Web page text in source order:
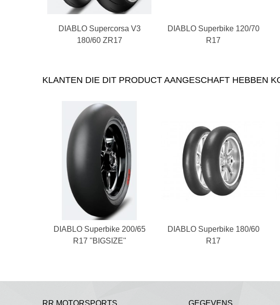
In winkelwagen
DIABLO Supercorsa V3
180/60 ZR17
In winkelwagen
DIABLO Superbike 120/70
R17
KLANTEN DIE DIT PRODUCT AANGESCHAFT HEBBEN
In winkelwagen
DIABLO Superbike 200/65
R17 ''BIGSIZE''
In winkelwagen
DIABLO Superbike 180/60
R17
RR MOTORSPORTS GEGEVENS